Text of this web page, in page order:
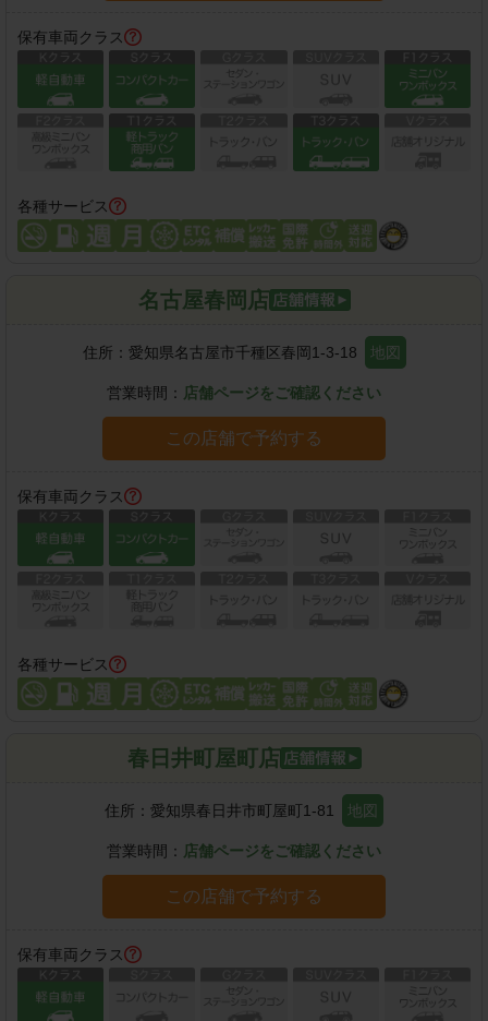
保有車両クラス
各種サービス
名古屋春岡店
住所： 愛知県名古屋市千種区春岡1-3-18 地図
営業時間： 店舗ページをご確認ください
この店舗で予約する
保有車両クラス
各種サービス
春日井町屋町店
住所： 愛知県春日井市町屋町1-81 地図
営業時間： 店舗ページをご確認ください
この店舗で予約する
保有車両クラス